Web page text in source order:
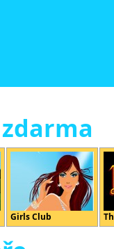
Girls Club